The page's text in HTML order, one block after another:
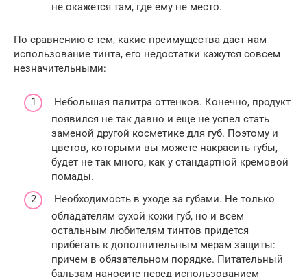
не окажется там, где ему не место.
По сравнению с тем, какие преимущества даст нам
использование тинта, его недостатки кажутся совсем
незначительными:
Небольшая палитра оттенков. Конечно, продукт
появился не так давно и еще не успел стать
заменой другой косметике для губ. Поэтому и
цветов, которыми вы можете накрасить губы,
будет не так много, как у стандартной кремовой
помады.
Необходимость в уходе за губами. Не только
обладателям сухой кожи губ, но и всем
остальным любителям тинтов придется
прибегать к дополнительным мерам защиты:
причем в обязательном порядке. Питательный
бальзам наносите перед использованием